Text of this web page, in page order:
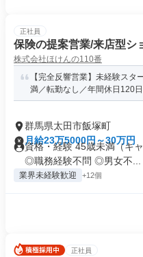
正社員
保険の提案営業/来店型シ
株式会社ほけんの110番
【完全反響営業】未経験ス
満／転勤なし／年間休日120
群馬県太田市飯塚町
月給23万5000円～30万円
資格・経験 45歳未満（キ
◎職務経験不問 ◎男女不...
業界未経験歓迎 +12個
正社員